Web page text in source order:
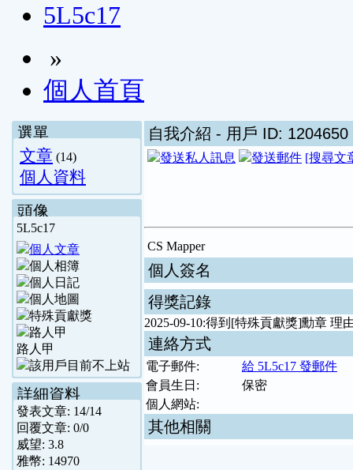
5L5c17
»
個人首頁
選單
文章 (14)
個人資料
頭像
5L5c17
路人甲
詳細資料
發表文章: 14/14
回覆文章: 0/0
威望: 3.8
雅幣: 14970
自我介紹 - 用戶 ID: 1204650
[搜尋文
CS Mapper
個人簽名
得獎記錄
2025-09-10:得到[特殊貢獻獎]勳章 理
連絡方式
電子郵件:
給 5L5c17 發郵件
會員生日:
保密
個人網站:
其他相關